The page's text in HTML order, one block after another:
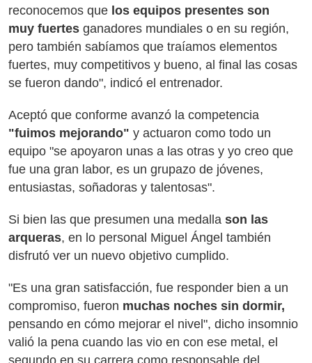
reconocemos que los equipos presentes son
muy fuertes ganadores mundiales o en su región,
pero también sabíamos que traíamos elementos
fuertes, muy competitivos y bueno, al final las cosas
se fueron dando", indicó el entrenador.
Aceptó que conforme avanzó la competencia
"fuimos mejorando" y actuaron como todo un
equipo "se apoyaron unas a las otras y yo creo que
fue una gran labor, es un grupazo de jóvenes,
entusiastas, soñadoras y talentosas".
Si bien las que presumen una medalla son las
arqueras, en lo personal Miguel Ángel también
disfrutó ver un nuevo objetivo cumplido.
"Es una gran satisfacción, fue responder bien a un
compromiso, fueron muchas noches sin dormir,
pensando en cómo mejorar el nivel", dicho insomnio
valió la pena cuando las vio en con ese metal, el
segundo en su carrera como responsable del